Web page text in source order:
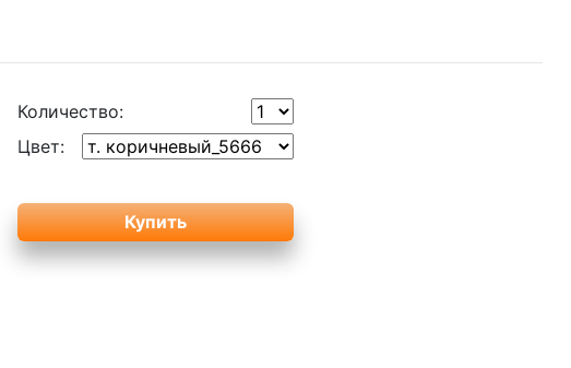
Количество:
Цвет: